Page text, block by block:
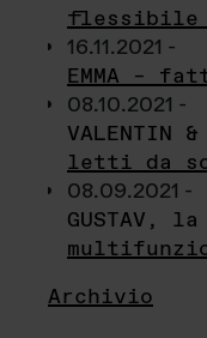
flessibile
16.11.2021 -
EMMA –
08.10.2021 -
VALENTIN
letti da
08.09.2021 -
GUSTAV,
Archivio